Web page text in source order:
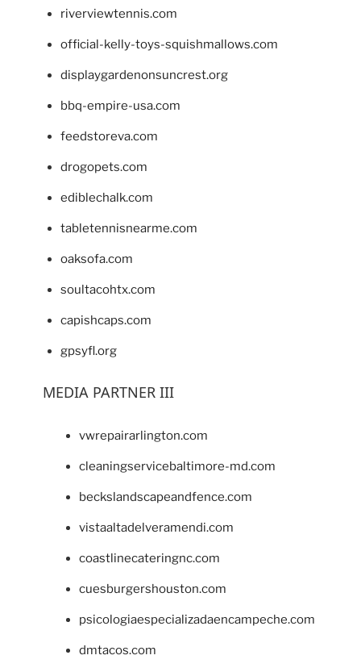
riverviewtennis.com
official-kelly-toys-squishmallows.com
displaygardenonsuncrest.org
bbq-empire-usa.com
feedstoreva.com
drogopets.com
ediblechalk.com
tabletennisnearme.com
oaksofa.com
soultacohtx.com
capishcaps.com
gpsyfl.org
MEDIA PARTNER III
vwrepairarlington.com
cleaningservicebaltimore-md.com
beckslandscapeandfence.com
vistaaltadelveramendi.com
coastlinecateringnc.com
cuesburgershouston.com
psicologiaespecializadaencampeche.com
dmtacos.com